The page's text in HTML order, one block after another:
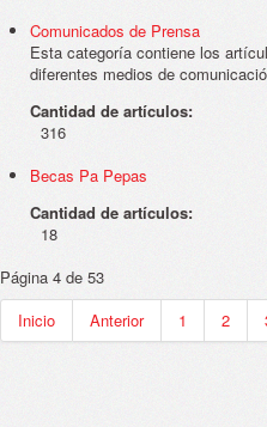
Comunicados de Prensa
Esta categoría contiene los
diferentes medios de
Cantidad de artículos:
316
Becas Pa Pepas
Cantidad de artículos:
18
Página 4 de 53
Inicio
Anterior 1 2